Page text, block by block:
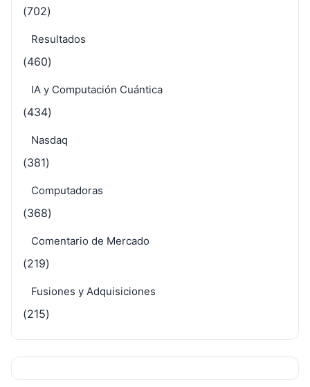
(702)
Resultados
(460)
IA y Computación Cuántica
(434)
Nasdaq
(381)
Computadoras
(368)
Comentario de Mercado
(219)
Fusiones y Adquisiciones
(215)